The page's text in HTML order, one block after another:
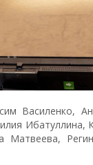
Василенко,
Ибатуллина,
Матвеева,